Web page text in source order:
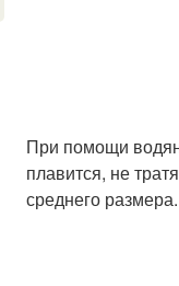
При помощи
плавится, не
среднего